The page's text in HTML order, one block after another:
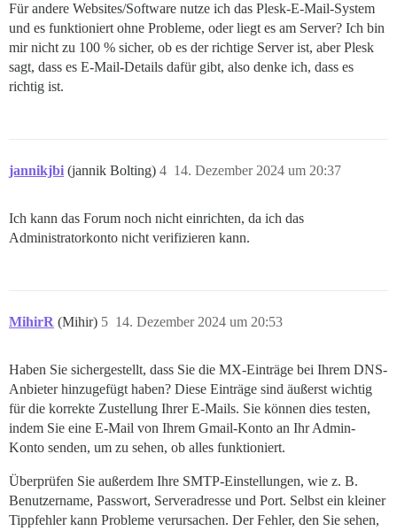
Für andere Websites/Software nutze ich das Plesk-E-Mail-System
und es funktioniert ohne Probleme, oder liegt es am Server? Ich bin
mir nicht zu 100 % sicher, ob es der richtige Server ist, aber Plesk
sagt, dass es E-Mail-Details dafür gibt, also denke ich, dass es
richtig ist.
jannikjbi (jannik Bolting) 14. Dezember 2024 um 20:37
4
Ich kann das Forum noch nicht einrichten, da ich das
Administratorkonto nicht verifizieren kann.
MihirR (Mihir) 14. Dezember 2024 um 20:53
5
Haben Sie sichergestellt, dass Sie die MX-Einträge bei Ihrem DNS-
Anbieter hinzugefügt haben? Diese Einträge sind äußerst wichtig
für die korrekte Zustellung Ihrer E-Mails. Sie können dies testen,
indem Sie eine E-Mail von Ihrem Gmail-Konto an Ihr Admin-
Konto senden, um zu sehen, ob alles funktioniert.
Überprüfen Sie außerdem Ihre SMTP-Einstellungen, wie z. B.
Benutzername, Passwort, Serveradresse und Port. Selbst ein kleiner
Tippfehler kann Probleme verursachen. Der Fehler, den Sie sehen,